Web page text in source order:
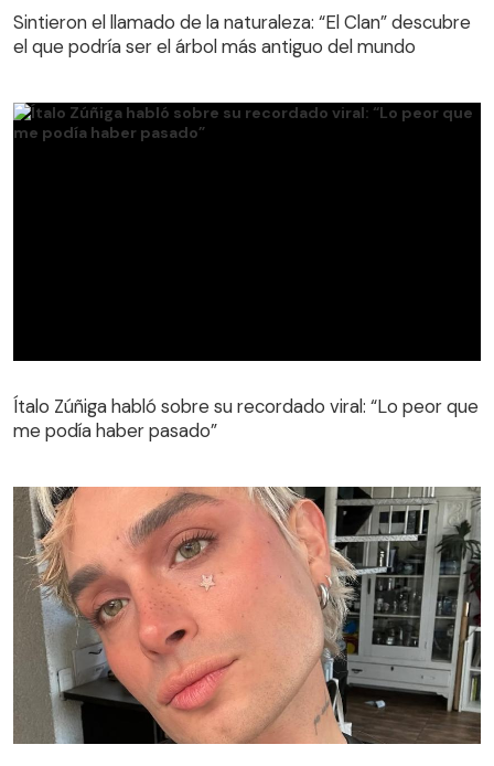
el que podría ser el árbol más antiguo del mundo
Sintieron el llamado de la naturaleza: “El Clan” descubre
el que podría ser el árbol más antiguo del mundo
Ítalo Zúñiga habló sobre su recordado viral: “Lo peor que
me podía haber pasado”